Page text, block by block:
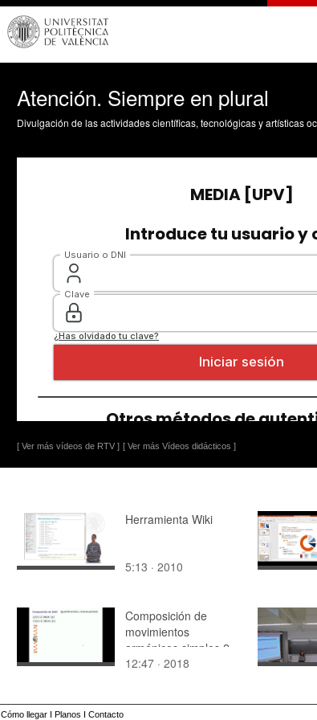
Atención. Siempre en plural
Divulgación de las actividades científicas, tecnológicas y artísticas
[ Ver más vídeos de RTV ] [ Ver más Vídeos didácticos ]
Herramienta Wiki
5:13 · 2010
Composición de
movimientos
armónicos simples 2
12:47 · 2018
Cómo llegar I Planos I Contacto